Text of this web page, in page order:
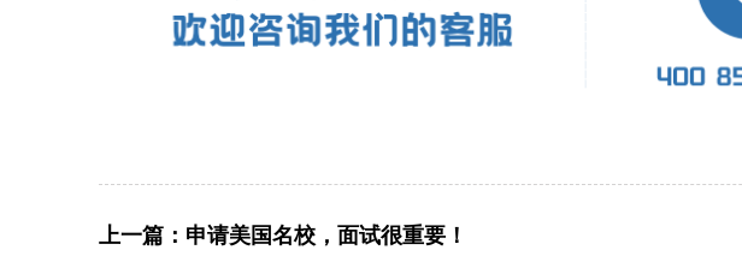
上一篇： 申请美国名校，面试很重要！